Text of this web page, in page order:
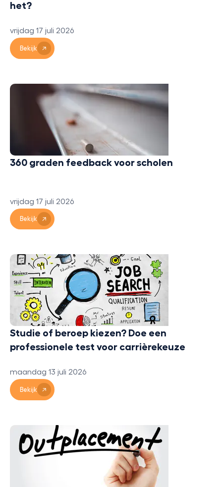
het?
vrijdag 17 juli 2026
Bekijk
360 graden feedback voor scholen
vrijdag 17 juli 2026
Bekijk
Studie of beroep kiezen? Doe een
professionele test voor carrièrekeuze
maandag 13 juli 2026
Bekijk